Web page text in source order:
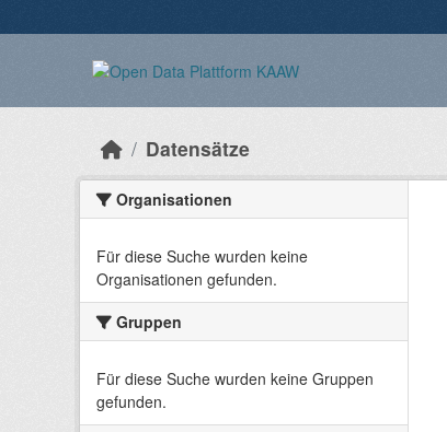
Datensätze
Organisationen
Für diese Suche wurden keine
Organisationen gefunden.
Gruppen
Für diese Suche wurden keine Gruppen
gefunden.